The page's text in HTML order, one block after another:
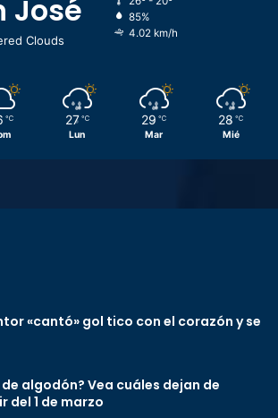
José
Clouds
85%
4.02 km/h
℃ 27 ℃
Lun
29 ℃
Mar
28 ℃
Mié
«cantó» gol tico con el corazón y se
algodón? Vea cuáles dejan de
del 1 de marzo